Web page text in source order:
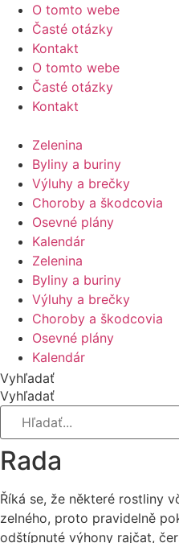
Preskočiť
obsah
O tomto webe
Časté otázky
Kontakt
O tomto webe
Časté otázky
Kontakt
Zelenina
Byliny a buriny
Výluhy a brečky
Choroby a škodcovia
Osevné plány
Kalendár
Zelenina
Byliny a buriny
Výluhy a brečky
Choroby a škodcovia
Osevné plány
Kalendár
Vyhľadať
Vyhľadať
Rada
Říká se, že některé rostliny
zelného, proto pravidelně
odštípnuté výhony rajčat,